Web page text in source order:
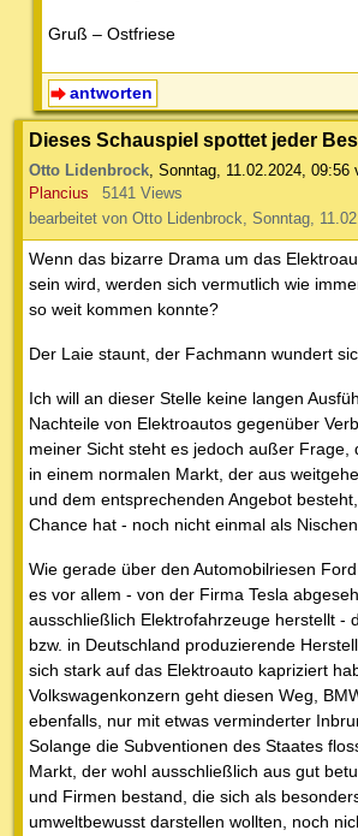
Gruß – Ostfriese
antworten
Dieses Schauspiel spottet jeder
Otto Lidenbrock, Sonntag, 11.02.2024, 09:56
Plancius
5141 Views
bearbeitet von Otto Lidenbrock, Sonntag,
Wenn das bizarre Drama um das
sein wird, werden sich vermutlich wie
so weit kommen konnte?
Der Laie staunt, der Fachmann wundert
Ich will an dieser Stelle keine langen
Nachteile von Elektroautos gegenüber
meiner Sicht steht es jedoch außer Frage,
in einem normalen Markt, der aus
und dem entsprechenden Angebot
Chance hat - noch nicht einmal als
Wie gerade über den Automobilriesen
es vor allem - von der Firma Tesla
ausschließlich Elektrofahrzeuge herstellt -
bzw. in Deutschland produzierende
sich stark auf das Elektroauto kapriziert
Volkswagenkonzern geht diesen Weg,
ebenfalls, nur mit etwas verminderter
Solange die Subventionen des Staates
Markt, der wohl ausschließlich aus gut
und Firmen bestand, die sich als
umweltbewusst darstellen wollten, noch